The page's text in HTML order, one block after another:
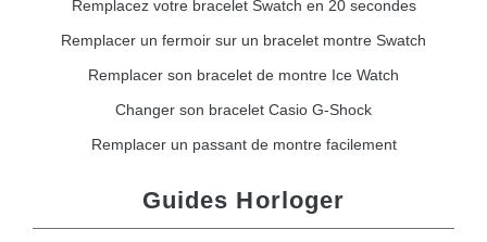
Remplacez votre bracelet Swatch en 20 secondes
Remplacer un fermoir sur un bracelet montre Swatch
Remplacer son bracelet de montre Ice Watch
Changer son bracelet Casio G-Shock
Remplacer un passant de montre facilement
Guides Horloger